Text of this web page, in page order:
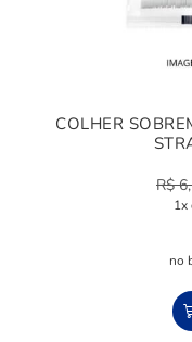
COLHER
R$
1x
no